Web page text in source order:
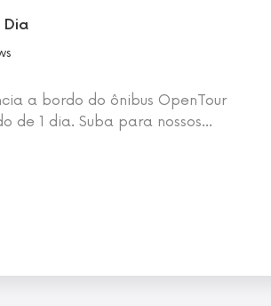
Dia
a bordo do ônibus OpenTour
de 1 dia. Suba para nossos…